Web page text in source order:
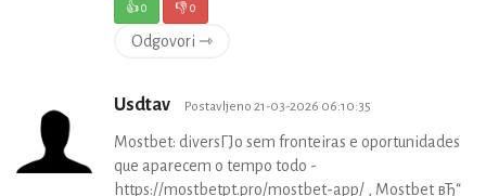
👍0 👎0
Odgovori ⇾
Usdtav Postavljeno 21-03-2026 06:10:35
Mostbet: diversГЈo sem fronteiras e oportunidades
que aparecem o tempo todo -
https://mostbetpt.pro/mostbet-app/ , Mostbet вЂ“